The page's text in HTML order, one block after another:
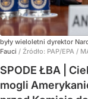
były wieloletni dyrektor
Fauci / Źródło: PAP/EPA /
SPODE ŁBA |
mogli